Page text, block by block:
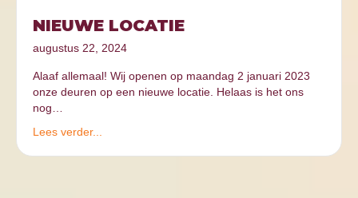
NIEUWE LOCATIE
augustus 22, 2024
Alaaf allemaal! Wij openen op maandag 2 januari 2023
onze deuren op een nieuwe locatie. Helaas is het ons
nog…
Lees verder...